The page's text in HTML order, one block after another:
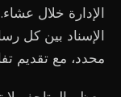
الإدارة خلال
الإسناد بين كل
محدد، مع تقديم